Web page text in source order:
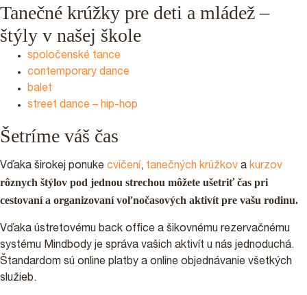
Tanečné krúžky pre deti a mládež –
štýly v našej škole
spoločenské tance
contemporary dance
balet
street dance – hip-hop
Šetríme váš čas
Vďaka širokej ponuke cvičení, tanečných krúžkov a kurzov
rôznych štýlov pod jednou strechou môžete ušetriť čas pri
cestovaní a organizovaní voľnočasových aktivít pre vašu rodinu.
Vďaka ústretovému back office a šikovnému rezervačnému
systému Mindbody je správa vašich aktivít u nás jednoduchá.
Štandardom sú online platby a online objednávanie všetkých
služieb.